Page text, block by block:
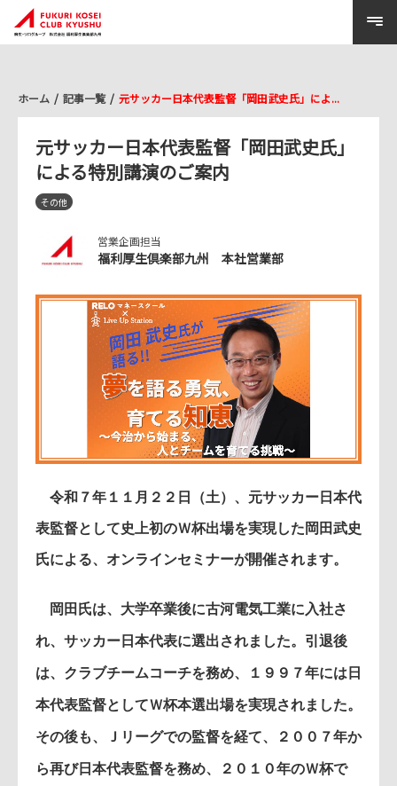
ホーム 記事一覧 元サッカー日本代表監督「岡田武史氏」によ...
元サッカー日本代表監督「岡田武史氏」
による特別講演のご案内
その他
営業企画担当
福利厚生倶楽部九州 本社営業部
令和７年１１月２２日（土）、元サッカー日本代
表監督として史上初のＷ杯出場を実現した岡田武史
氏による、オンラインセミナーが開催されます。
岡田氏は、大学卒業後に古河電気工業に入社さ
れ、サッカー日本代表に選出されました。引退後
は、クラブチームコーチを務め、１９９７年には日
本代表監督としてＷ杯本選出場を実現されました。
その後も、Ｊリーグでの監督を経て、２００７年か
ら再び日本代表監督を務め、２０１０年のＷ杯で